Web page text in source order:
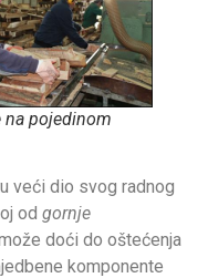
na pojedinom
veći dio svog radnog
od gornje
doći do oštećenja
komponente